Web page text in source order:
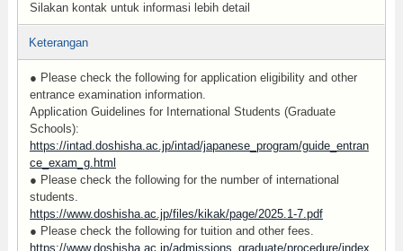
Silakan kontak untuk informasi lebih detail
Keterangan
● Please check the following for application eligibility and other
entrance examination information.
Application Guidelines for International Students (Graduate
Schools):
https://intad.doshisha.ac.jp/intad/japanese_program/guide_entran
ce_exam_g.html
● Please check the following for the number of international
students.
https://www.doshisha.ac.jp/files/kikak/page/2025.1-7.pdf
● Please check the following for tuition and other fees.
https://www.doshisha.ac.jp/admissions_graduate/procedure/index.